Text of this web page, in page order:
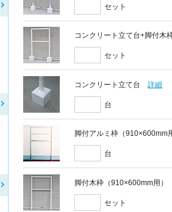
セット
コンクリート立て台+脚付木
セット
コンクリート立て台 詳細
台
脚付アルミ枠（910×600mm
台
脚付木枠（910×600mm用）
セット